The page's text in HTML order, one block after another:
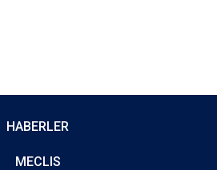
HABERLER
MECLIS